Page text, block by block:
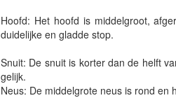
Hoofd: Het hoofd is middelgroot,
duidelijke en gladde stop.
Snuit: De snuit is korter dan de helft
gelijk.
Neus: De middelgrote neus is rond en